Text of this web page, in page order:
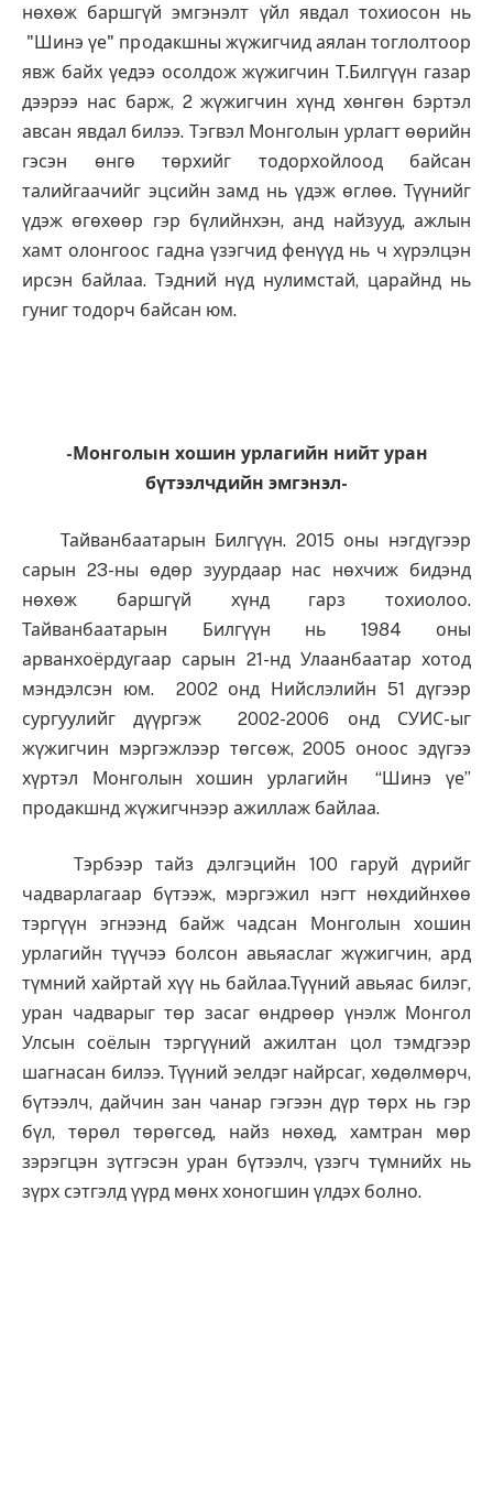
нөхөж баршгүй эмгэнэлт үйл явдал тохиосон нь
"Шинэ үе" продакшны жүжигчид аялан тоглолтоор
явж байх үедээ осолдож жүжигчин Т.Билгүүн газар
дээрээ нас барж, 2 жүжигчин хүнд хөнгөн бэртэл
авсан явдал билээ. Тэгвэл Монголын урлагт өөрийн
гэсэн өнгө төрхийг тодорхойлоод байсан
талийгаачийг эцсийн замд нь үдэж өглөө. Түүнийг
үдэж өгөхөөр гэр бүлийнхэн, анд найзууд, ажлын
хамт олонгоос гадна үзэгчид фенүүд нь ч хүрэлцэн
ирсэн байлаа. Тэдний нүд нулимстай, царайнд нь
гуниг тодорч байсан юм.
-Монголын хошин урлагийн нийт уран
бүтээлчдийн эмгэнэл-
Тайванбаатарын Билгүүн. 2015 оны нэгдүгээр
сарын 23-ны өдөр зуурдаар нас нөхчиж бидэнд
нөхөж баршгүй хүнд гарз тохиолоо.
Тайванбаатарын Билгүүн нь 1984 оны
арванхоёрдугаар сарын 21-нд Улаанбаатар хотод
мэндэлсэн юм. 2002 онд Нийслэлийн 51 дүгээр
сургуулийг дүүргэж 2002-2006 онд СУИС-ыг
жүжигчин мэргэжлээр төгсөж, 2005 оноос эдүгээ
хүртэл Монголын хошин урлагийн “Шинэ үе”
продакшнд жүжигчнээр ажиллаж байлаа.
Тэрбээр тайз дэлгэцийн 100 гаруй дүрийг
чадварлагаар бүтээж, мэргэжил нэгт нөхдийнхөө
тэргүүн эгнээнд байж чадсан Монголын хошин
урлагийн түүчээ болсон авьяаслаг жүжигчин, ард
түмний хайртай хүү нь байлаа.Түүний авьяас билэг,
уран чадварыг төр засаг өндрөөр үнэлж Монгол
Улсын соёлын тэргүүний ажилтан цол тэмдгээр
шагнасан билээ.Түүний эелдэг найрсаг, хөдөлмөрч,
бүтээлч, дайчин зан чанар гэгээн дүр төрх нь гэр
бүл, төрөл төрөгсөд, найз нөхөд, хамтран мөр
зэрэгцэн зүтгэсэн уран бүтээлч, үзэгч түмнийх нь
зүрх сэтгэлд үүрд мөнх хоногшин үлдэх болно.